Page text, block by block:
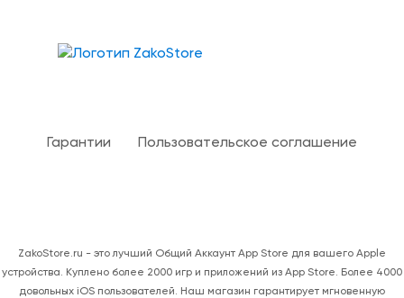
Гарантии Пользовательское соглашение
ZakoStore.ru - это лучший Общий Аккаунт App Store для вашего Apple
устройства. Куплено более 2000 игр и приложений из App Store. Более 4000
довольных iOS пользователей. Наш магазин гарантирует мгновенную